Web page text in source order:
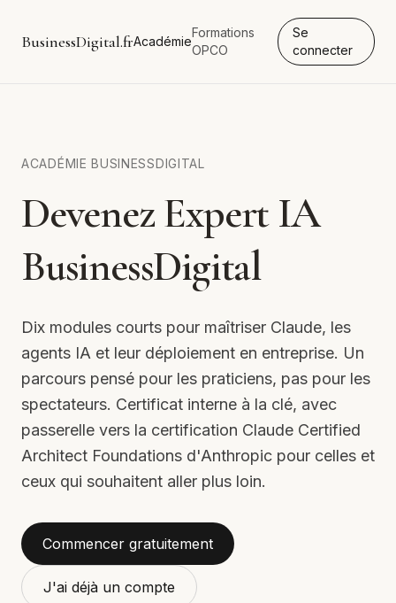
BusinessDigital.frAcadémie
Formations
OPCO
Se
connecter
ACADÉMIE BUSINESSDIGITAL
Devenez Expert IA
BusinessDigital
Dix modules courts pour maîtriser Claude, les
agents IA et leur déploiement en entreprise. Un
parcours pensé pour les praticiens, pas pour les
spectateurs. Certificat interne à la clé, avec
passerelle vers la certification Claude Certified
Architect Foundations d'Anthropic pour celles et
ceux qui souhaitent aller plus loin.
Commencer gratuitement
J'ai déjà un compte